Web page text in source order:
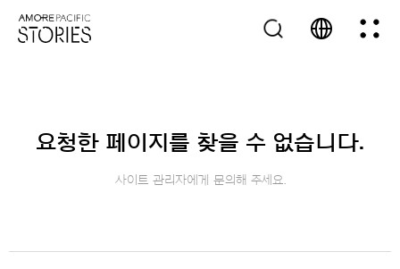
요청한 페이지를 찾을 수 없습니다.
사이트 관리자에게 문의해 주세요.